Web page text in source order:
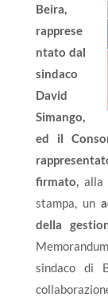
Beira,
rapprese
ntato dal
sindaco
David
Simango,
ed il
firmato,alla
stampa, un
della
sindaco di